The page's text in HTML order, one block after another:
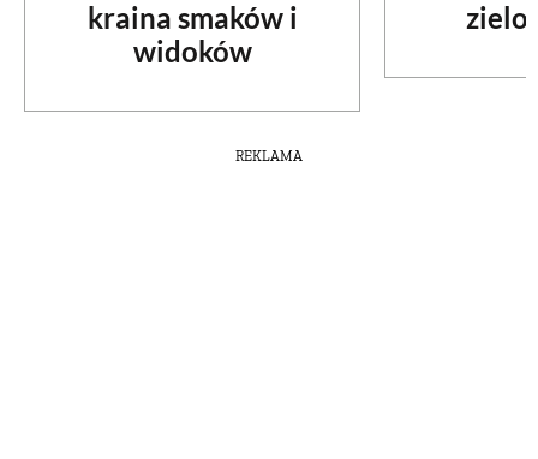
kraina smaków i
widoków
REKLAMA